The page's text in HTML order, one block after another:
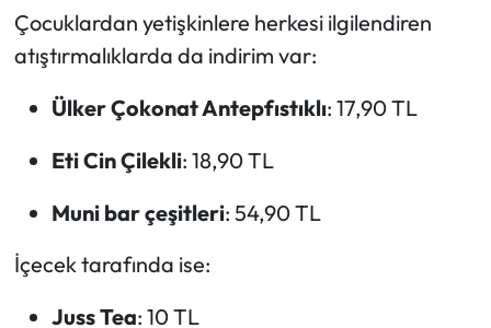
Çocuklardan yetişkinlere herkesi ilgilendiren
atıştırmalıklarda da indirim var:
Ülker Çokonat Antepfıstıklı: 17,90 TL
Eti Cin Çilekli: 18,90 TL
Muni bar çeşitleri: 54,90 TL
İçecek tarafında ise:
Juss Tea: 10 TL